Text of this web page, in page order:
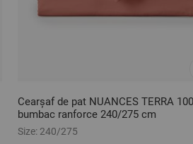
Cearșaf de pat NUANCES TERRA
bumbac ranforce 240/275 cm
Size: 240/275